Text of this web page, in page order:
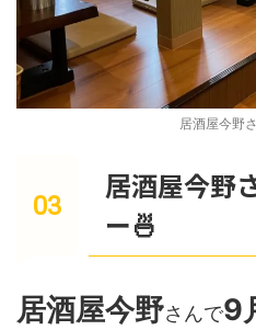
居酒屋今野
居酒屋今野
ー🍜
居酒屋今野さんで9